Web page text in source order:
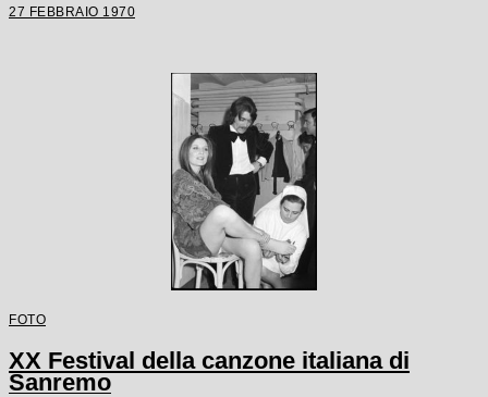
27 FEBBRAIO 1970
FOTO
XX Festival della canzone italiana di
Sanremo